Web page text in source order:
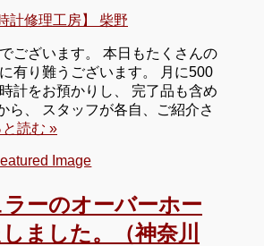
計修理工房】 柴野
ございます。 本日もたくさんの
有り難うございます。 月に500
計をお預かりし、 完了品も含め
ら、 スタッフが各自、ご紹介さ
と読む »
ーのオーバーホー
ました。（神奈川